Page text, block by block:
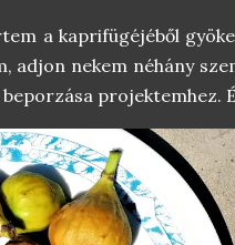
a kaprifügéjéből
adjon nekem néhány
projektemhez.